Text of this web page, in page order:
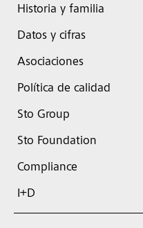
Historia y familia
Datos y cifras
Asociaciones
Política de calidad
Sto Group
Sto Foundation
Compliance
I+D